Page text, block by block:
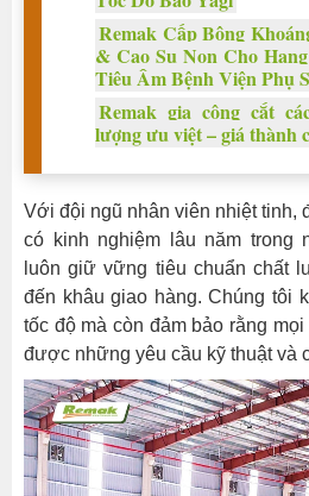
quản
lý
tiến
độ
Đảm
bảo
đội
ngũ
nhân
sự
Remak Cấp Bông
& Cao Su Non Cho
Tiêu Âm Bệnh Viện Phụ
Remak gia công cắt
lượng ưu việt – giá thành
Với đội ngũ nhân viên nhiệt tinh,
có kinh nghiệm lâu năm trong
luôn giữ vững tiêu chuẩn chất
đến khâu giao hàng. Chúng tôi
tốc độ mà còn đảm bảo rằng
được những yêu cầu kỹ thuật và